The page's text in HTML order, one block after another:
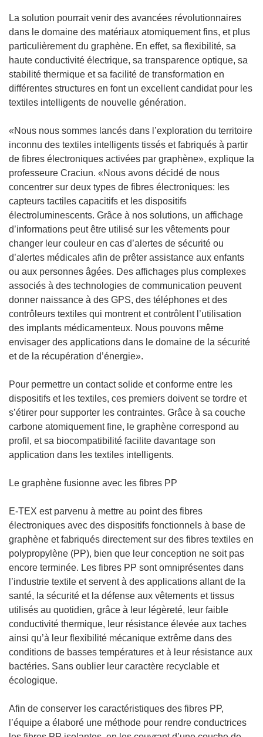
La solution pourrait venir des avancées révolutionnaires
dans le domaine des matériaux atomiquement fins, et plus
particulièrement du graphène. En effet, sa flexibilité, sa
haute conductivité électrique, sa transparence optique, sa
stabilité thermique et sa facilité de transformation en
différentes structures en font un excellent candidat pour les
textiles intelligents de nouvelle génération.
«Nous nous sommes lancés dans l’exploration du territoire
inconnu des textiles intelligents tissés et fabriqués à partir
de fibres électroniques activées par graphène», explique la
professeure Craciun. «Nous avons décidé de nous
concentrer sur deux types de fibres électroniques: les
capteurs tactiles capacitifs et les dispositifs
électroluminescents. Grâce à nos solutions, un affichage
d’informations peut être utilisé sur les vêtements pour
changer leur couleur en cas d’alertes de sécurité ou
d’alertes médicales afin de prêter assistance aux enfants
ou aux personnes âgées. Des affichages plus complexes
associés à des technologies de communication peuvent
donner naissance à des GPS, des téléphones et des
contrôleurs textiles qui montrent et contrôlent l’utilisation
des implants médicamenteux. Nous pouvons même
envisager des applications dans le domaine de la sécurité
et de la récupération d’énergie».
Pour permettre un contact solide et conforme entre les
dispositifs et les textiles, ces premiers doivent se tordre et
s’étirer pour supporter les contraintes. Grâce à sa couche
carbone atomiquement fine, le graphène correspond au
profil, et sa biocompatibilité facilite davantage son
application dans les textiles intelligents.
Le graphène fusionne avec les fibres PP
E-TEX est parvenu à mettre au point des fibres
électroniques avec des dispositifs fonctionnels à base de
graphène et fabriqués directement sur des fibres textiles en
polypropylène (PP), bien que leur conception ne soit pas
encore terminée. Les fibres PP sont omniprésentes dans
l’industrie textile et servent à des applications allant de la
santé, la sécurité et la défense aux vêtements et tissus
utilisés au quotidien, grâce à leur légèreté, leur faible
conductivité thermique, leur résistance élevée aux taches
ainsi qu’à leur flexibilité mécanique extrême dans des
conditions de basses températures et à leur résistance aux
bactéries. Sans oublier leur caractère recyclable et
écologique.
Afin de conserver les caractéristiques des fibres PP,
l’équipe a élaboré une méthode pour rendre conductrices